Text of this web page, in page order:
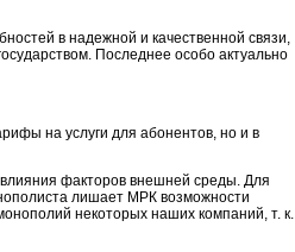
в надежной и качественной связи,
Последнее особо актуально
на услуги для абонентов, но и в
факторов внешней среды. Для
лишает МРК возможности
некоторых наших компаний, т. к.